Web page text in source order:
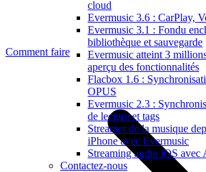
cloud
Evermusic 3.6 : CarPlay,
Evermusic 3.1 : Fondu
bibliothèque et sauvegarde
Evermusic atteint 3
aperçu des fonctionnalités
Flacbox 1.6 :
OPUS
Evermusic 2.3 :
de lecture et tags
Streamer de la musique
iPhone avec Evermusic
Streaming audio iOS avec
Contactez-nous
Comment faire